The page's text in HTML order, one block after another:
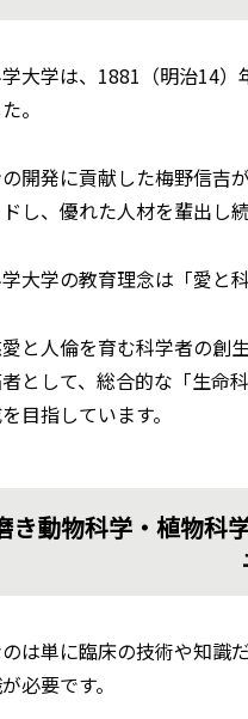
大学は、1881（明治14
。
開発に貢献した梅野信吉
し、優れた人材を輩出し続
大学の教育理念は「愛と
と人倫を育む科学者の創
として、総合的な「生命
目指しています。
き動物科学・植物科
は単に臨床の技術や知識
必要です。